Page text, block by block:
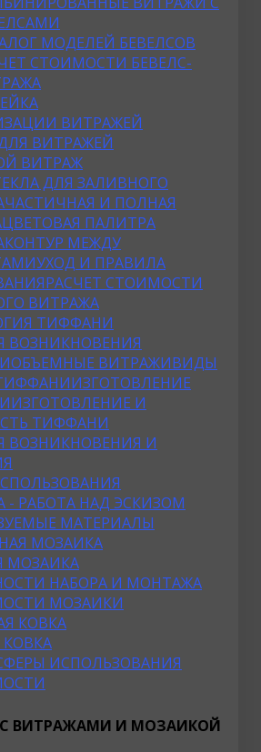
МОДЕЛЕЙ БЕВЕЛСОВ
СТОИМОСТИ БЕВЕЛС-
ВИТРАЖЕЙ
ВИТРАЖЕЙ
ВИТРАЖ
ДЛЯ ЗАЛИВНОГО
ЧАСТИЧНАЯ И ПОЛНАЯ
ЦВЕТОВАЯ ПАЛИТРА
КОНТУР МЕЖДУ
УХОД И ПРАВИЛА
РАСЧЕТ СТОИМОСТИ
ВИТРАЖА
ТИФФАНИ
ВОЗНИКНОВЕНИЯ
ОБЪЕМНЫЕ ВИТРАЖИВИДЫ
ИЗГОТОВЛЕНИЕ
ИЗГОТОВЛЕНИЕ И
ТИФФАНИ
ВОЗНИКНОВЕНИЯ И
- РАБОТА НАД ЭСКИЗОМ
МАТЕРИАЛЫ
МОЗАИКА
МОЗАИКА
НАБОРА И МОНТАЖА
МОЗАИКИ
КОВКА
КОВКА
ИСПОЛЬЗОВАНИЯ
С ВИТРАЖАМИ И МОЗАИКОЙ